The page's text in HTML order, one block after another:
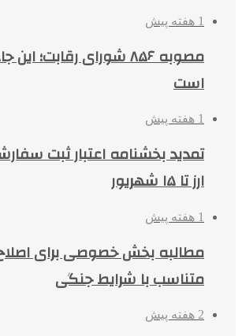
1 هفته پیش
مصوبه ۸۵۶ شورای رقابت؛
است
1 هفته پیش
تمدید بخشنامه اعتبار ثبت
ارز تا ۱۵ شهریور
1 هفته پیش
مطالبه بخش خصوصی برای
متناسب با شرایط جنگی
2 هفته پیش